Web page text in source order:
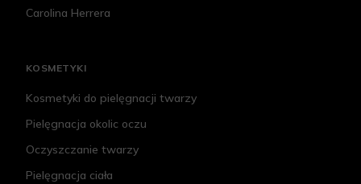
Carolina Herrera
KOSMETYKI
Kosmetyki do pielęgnacji twarzy
Pielęgnacja okolic oczu
Oczyszczanie twarzy
Pielęgnacja ciała